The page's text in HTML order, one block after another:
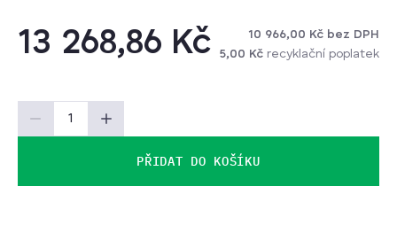
13 268,86 Kč
10 966,00 Kč bez DPH
5,00 Kč recyklační poplatek
PŘIDAT DO KOŠÍKU